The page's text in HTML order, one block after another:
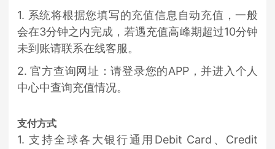
1. 系统将根据您填写的充值信息自动充值，一般
会在3分钟之内完成，若遇充值高峰期超过10分钟
未到账请联系在线客服。
2. 官方查询网址：请登录您的APP，并进入个人
中心中查询充值情况。
支付方式
1. 支持全球各大银行通用Debit Card、Credit